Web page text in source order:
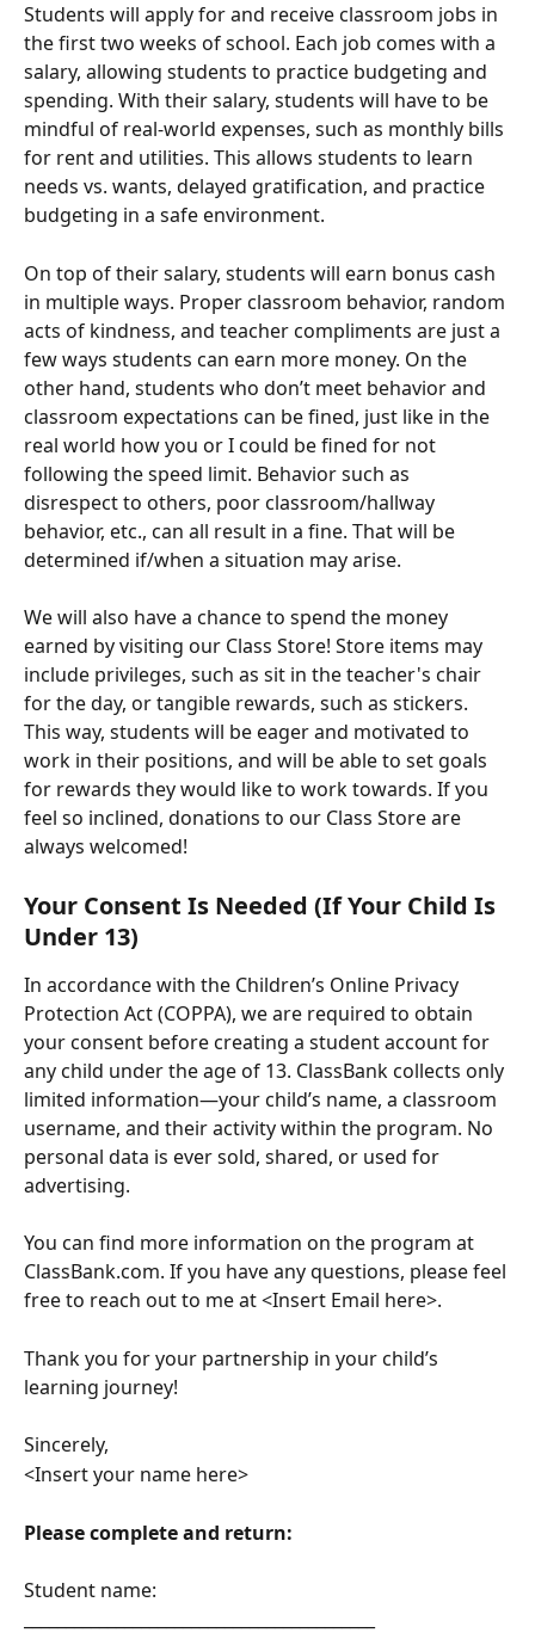
Students will apply for and receive classroom jobs in
the first two weeks of school. Each job comes with a
salary, allowing students to practice budgeting and
spending. With their salary, students will have to be
mindful of real-world expenses, such as monthly bills
for rent and utilities. This allows students to learn
needs vs. wants, delayed gratification, and practice
budgeting in a safe environment.
On top of their salary, students will earn bonus cash
in multiple ways. Proper classroom behavior, random
acts of kindness, and teacher compliments are just a
few ways students can earn more money. On the
other hand, students who don’t meet behavior and
classroom expectations can be fined, just like in the
real world how you or I could be fined for not
following the speed limit. Behavior such as
disrespect to others, poor classroom/hallway
behavior, etc., can all result in a fine. That will be
determined if/when a situation may arise.
We will also have a chance to spend the money
earned by visiting our Class Store! Store items may
include privileges, such as sit in the teacher's chair
for the day, or tangible rewards, such as stickers.
This way, students will be eager and motivated to
work in their positions, and will be able to set goals
for rewards they would like to work towards. If you
feel so inclined, donations to our Class Store are
always welcomed!
Your Consent Is Needed (If Your Child Is
Under 13)
In accordance with the Children’s Online Privacy
Protection Act (COPPA), we are required to obtain
your consent before creating a student account for
any child under the age of 13. ClassBank collects only
limited information—your child’s name, a classroom
username, and their activity within the program. No
personal data is ever sold, shared, or used for
advertising.
You can find more information on the program at
ClassBank.com. If you have any questions, please feel
free to reach out to me at <Insert Email here>.
Thank you for your partnership in your child’s
learning journey!
Sincerely,
<Insert your name here>
Please complete and return:
Student name: